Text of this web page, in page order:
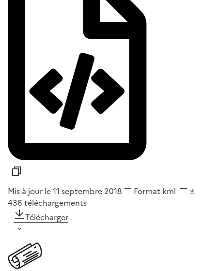
Mis à jour le 11 septembre 2018 Format kml
436 téléchargements
Télécharger